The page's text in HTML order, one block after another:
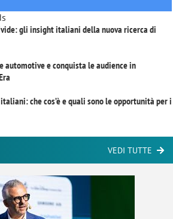
gli insight italiani della nuova ricerca di
automotive e conquista le audience in
che cos’è e quali sono le opportunità per i
VEDI TUTTE